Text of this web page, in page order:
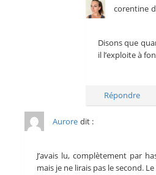
corentine
Disons que
il l’exploite à
Répondre
Aurore dit :
J’avais lu, complètement par
mais je ne lirais pas le second.